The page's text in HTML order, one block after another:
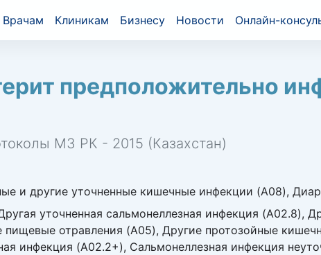
Врачам Клиникам Бизнесу Новости Онлайн-
предположительно
МЗ РК - 2015 (Казахстан)
и другие уточненные кишечные инфекции (A08),
уточненная сальмонеллезная инфекция (A02.8),
отравления (A05), Другие протозойные
инфекция (A02.2+), Сальмонеллезная инфекция